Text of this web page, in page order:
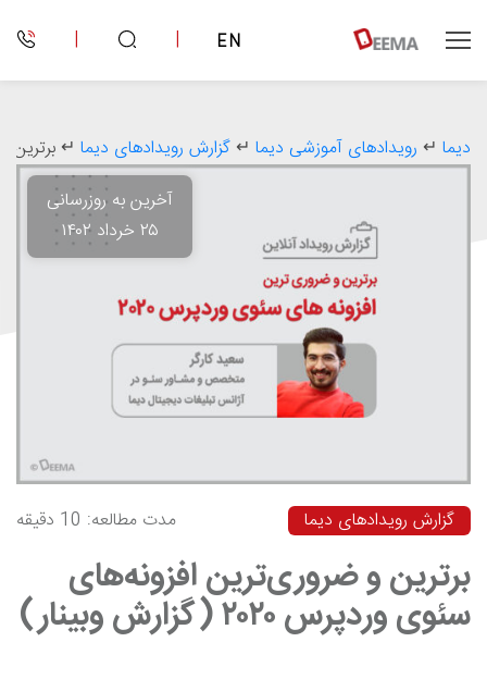
EN
|
|
دیما ↵ رویدادهای آموزشی دیما ↵ گزارش رویدادهای دیما ↵ برترین و
آخرین به روزرسانی
۲۵ خرداد ۱۴۰۲
گزارش رویدادهای دیما مدت مطالعه: 10 دقیقه
برترین و ضروری‌ترین افزونه‌های
سئوی وردپرس ۲۰۲۰ (گزارش وبینار)